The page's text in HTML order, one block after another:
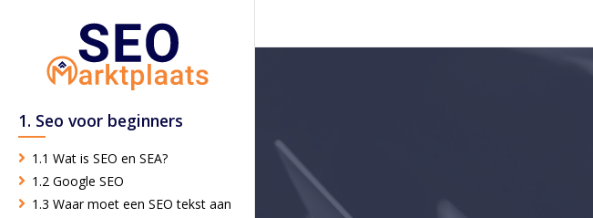
1. Seo voor beginners
1.1 Wat is SEO en SEA?
1.2 Google SEO
1.3 Waar moet een SEO tekst aan